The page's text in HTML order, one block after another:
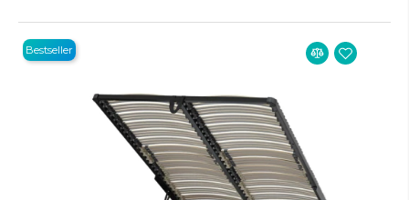
Bestseller